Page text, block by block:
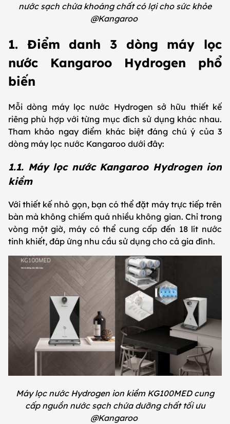
nước sạch chứa khoáng chất có lợi cho sức khỏe
@Kangaroo
1. Điểm danh 3 dòng máy lọc
nước Kangaroo Hydrogen phổ
biến
Mỗi dòng máy lọc nước Hydrogen sở hữu thiết kế
riêng phù hợp với từng mục đích sử dụng khác nhau.
Tham khảo ngay điểm khác biệt đáng chú ý của 3
dòng máy lọc nước Kangaroo dưới đây:
1.1. Máy lọc nước Kangaroo Hydrogen ion
kiềm
Với thiết kế nhỏ gọn, bạn có thể đặt máy trực tiếp trên
bàn mà không chiếm quá nhiều không gian. Chỉ trong
vòng một giờ, máy có thể cung cấp đến 18 lít nước
tinh khiết, đáp ứng nhu cầu sử dụng cho cả gia đình.
Máy lọc nước Hydrogen ion kiềm KG100MED cung
cấp nguồn nước sạch chứa dưỡng chất tối ưu
@Kangaroo